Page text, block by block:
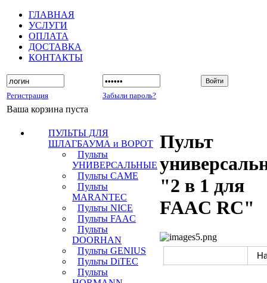
ГЛАВНАЯ
УСЛУГИ
ОПЛАТА
ДОСТАВКА
КОНТАКТЫ
Регистрация Забыли пароль?
Ваша корзина пуста
ПУЛЬТЫ ДЛЯ
ШЛАГБАУМА и ВОРОТ
Пульты
УНИВЕРСАЛЬНЫЕ
Пульты CAME
Пульты
MARANTEC
Пульты NICE
Пульты FAAC
Пульты
DOORHAN
Пульты GENIUS
Пульты DiTEC
Пульты
Пульт
"2 в 1 для
FAAC RC"